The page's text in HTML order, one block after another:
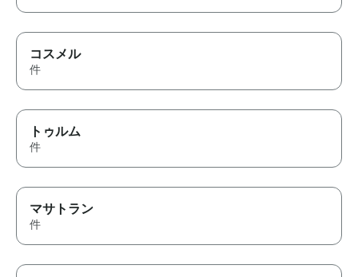
コスメル
件
トゥルム
件
マサトラン
件